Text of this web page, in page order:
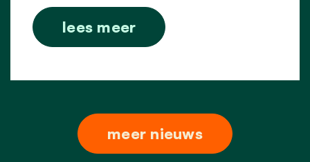
lees meer
meer nieuws